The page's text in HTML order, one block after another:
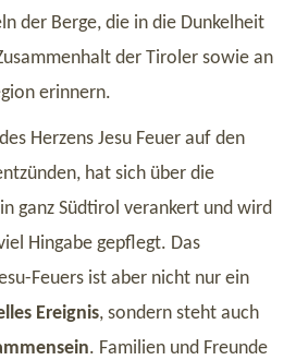
der Berge, die in die Dunkelheit
der Tiroler sowie an
erinnern.
Herzens Jesu Feuer auf den
hat sich über die
ganz Südtirol verankert und wird
Hingabe gepflegt. Das
Feuers ist aber nicht nur ein
Ereignis, sondern steht auch
. Familien und Freunde